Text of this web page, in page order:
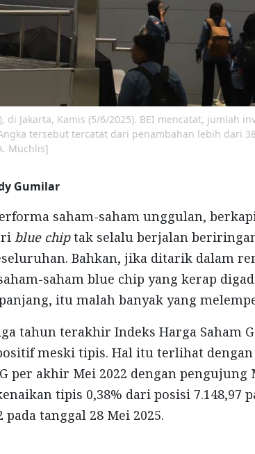
di Jakarta, Kamis (5/6/2025). BEI mencatat, jumlah
tersebut tercatat dari penambahan lebih dari
Muchlis]
Gumilar
saham-saham unggulan,
blue chiptak selalu berjalan
Bahkan, jika ditarik dalam
saham blue chip yang kerap
itu malah banyak yang
tahun terakhir Indeks Harga Saham
meski tipis. Hal itu terlihat dengan
per akhir Mei 2022 dengan pengujung
tipis 0,38% dari posisi 7.148,97
pada tanggal 28 Mei 2025.